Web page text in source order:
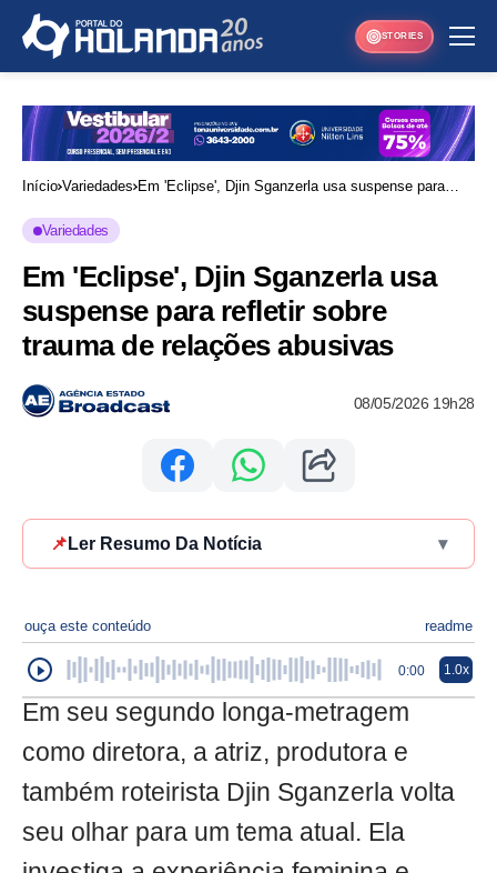
STORIES
Início Variedades Em 'Eclipse', Djin Sganzerla usa suspense para
Variedades
Em 'Eclipse', Djin Sganzerla usa
suspense para refletir sobre
trauma de relações abusivas
08/05/2026 19h28
📌 Ler Resumo Da Notícia ▾
ouça este conteúdo readme
0:00 1.0x
Em seu segundo longa-metragem
como diretora, a atriz, produtora e
também roteirista Djin Sganzerla volta
seu olhar para um tema atual. Ela